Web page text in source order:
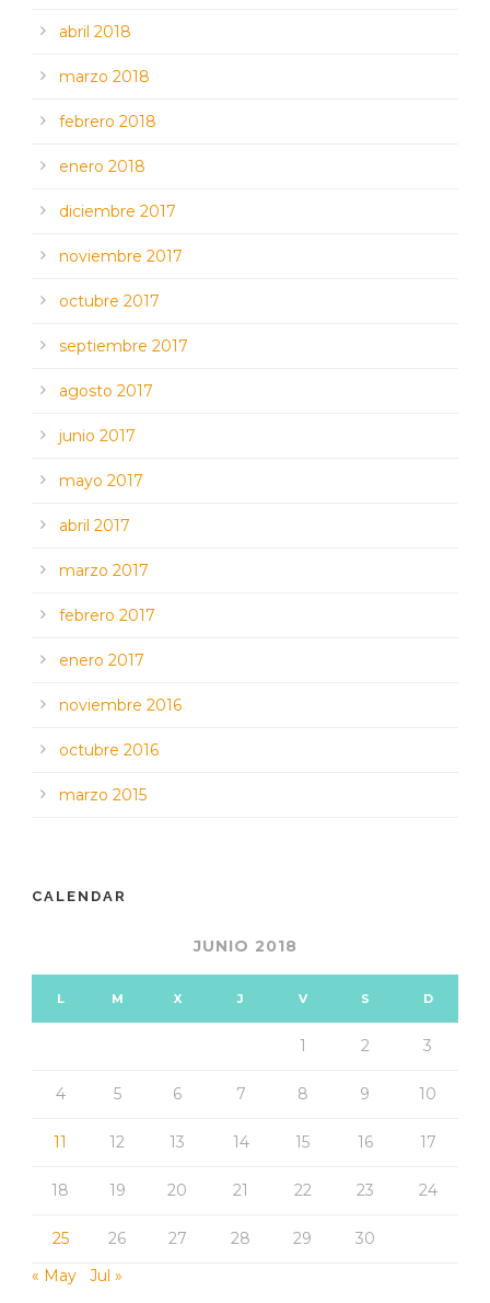
abril 2018
marzo 2018
febrero 2018
enero 2018
diciembre 2017
noviembre 2017
octubre 2017
septiembre 2017
agosto 2017
junio 2017
mayo 2017
abril 2017
marzo 2017
febrero 2017
enero 2017
noviembre 2016
octubre 2016
marzo 2015
CALENDAR
JUNIO 2018
L M X J V S D
1 2 3
4 5 6 7 8 9 10
11 12 13 14 15 16 17
18 19 20 21 22 23 24
25 26 27 28 29
30
« May
Jul »